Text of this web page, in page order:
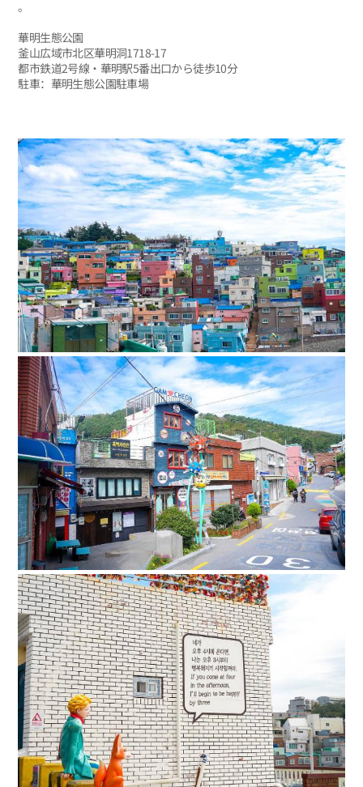
。
華明生態公園
釜山広域市北区華明洞1718-17
都市鉄道2号線・華明駅5番出口から徒歩10分
駐車：華明生態公園駐車場